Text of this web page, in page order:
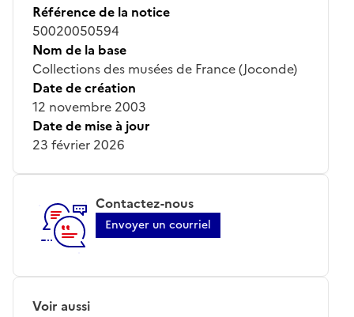
Référence de la notice
50020050594
Nom de la base
Collections des musées de France (Joconde)
Date de création
12 novembre 2003
Date de mise à jour
23 février 2026
Contactez-nous
Envoyer un courriel
Voir aussi